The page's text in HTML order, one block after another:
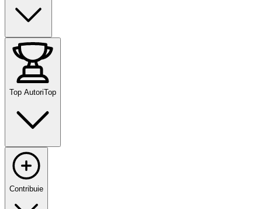
Top AutoriTop
Contribuie